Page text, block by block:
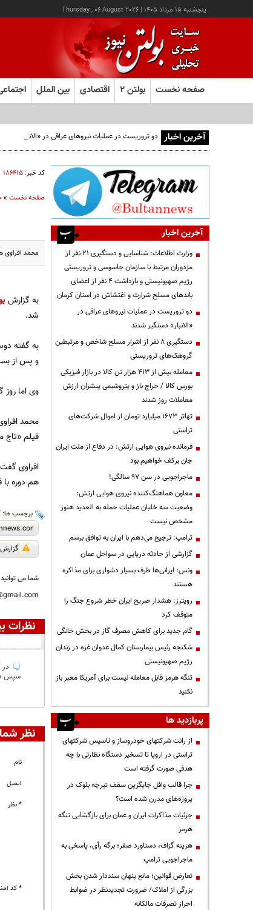
پنجشنبه ۱۵ مرداد ۱۴۰۵ |
Thursday , 06 August 2026
صفحه نخست بولتن ۲ اقتصادی بین الملل
آخرین اخبار دو تروریست در عملیات نیروهای عراقی در «الانبار»
کد خبر: ۱۸۶۴۱۵
صفحه نخست»
محمد افراوی
به گزارش
شد.
به گفته
و پس از
وی اما
محمد
فیلم
افراوی
هم دوره
برچسب ها:
شما می
نظرات
سپس
نظر شما
نام
ایمیل
* نظر
* کد
آخرین اخبار
وزارت اطلاعات: شناسایی و دستگیری ۲۱ نفر از
مزدوران مرتبط با سازمان جاسوسی و تروریستی
رژیم صهیونیستی و بازداشت ۴ نفر از اعضای
باندهای مسلح شرارت و اغتشاش در استان کرمان
دو تروریست در عملیات نیروهای عراقی در
«الانبار» دستگیر شدند
دستگیری ۸ نفر از اشرار مسلح شاخص و مرتبطین
گروهک‌های تروریستی
معامله بیش از ۴۱۳ هزار تن کالا در بازار فیزیکی
بورس کالا / حراج باز و پتروشیمی پیشران ارزش
معاملات روز شدند
تهاتر ۱۶۷۳ میلیارد تومان از اموال شرکت‌های
تراستی
فرمانده نیروی هوایی ارتش: در دفاع از ملت ایران
جان برکف خواهیم بود
ماجراجویی در سن ۹۷ سالگی!
معاون هماهنگ‌کننده نیروی هوایی ارتش:
وضعیت سه خلبان عملیات حمله به العدید هنوز
مشخص نیست
ترامپ: ترجیح می‌دهم با ایران به توافق برسم
گزارشی از حادثه دریایی در سواحل عمان
ونس: ایرانی‌ها طرف بسیار دشواری برای مذاکره
هستند
رویترز: هشدار صریح ایران خطر شروع جنگ را
متوقف کرد
گام جدید برای کاهش مصرف گاز در بخش خانگی
شکنجه رئیس بیمارستان کمال عدوان غزه در زندان
رژیم صهیونیستی
تنگه هرمز قابل معامله نیست برای آمریکا معبر باز
نکنید
پربازدید ها
از رانت‌ شرکتهای خودروساز و تاسیس شرکتهای
تراستی در اروپا تا تسخیر دستگاه نظارتی با چه
هدفی صورت گرفته است
چرا قالب وافل جایگزین سقف تیرچه بلوک در
پروژه‌های مدرن شده است؟
جزئیات مذاکرات ایران و عمان برای بازگشایی تنگه
هرمز
هزینه گزاف، دستاورد صفر؛ برگه رأی، پاسخی به
ماجراجویی ترامپ
تعارض قوانین؛ مانع پنهان سنددار شدن بخش
بزرگی از املاک/ ضرورت تجدیدنظر در ضوابط
احراز تصرفات مالکانه